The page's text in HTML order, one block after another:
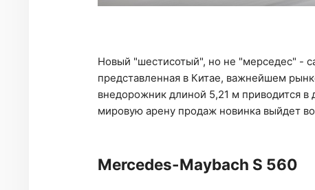
Новый "шестисотый", но не "мерседес" -
представленная в Китае, важнейшем
внедорожник длиной 5,21 м приводится
мировую арену продаж новинка выйдет
Mercedes-Maybach S 560